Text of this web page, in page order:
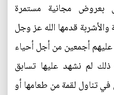
بعروض مجانية مستمرة
والأشربة قدمها الله عز وجل
عليهم أجمعين من أجل أحياء
لم نشهد عليها تسابق
تناول لقمة من طعامها أو